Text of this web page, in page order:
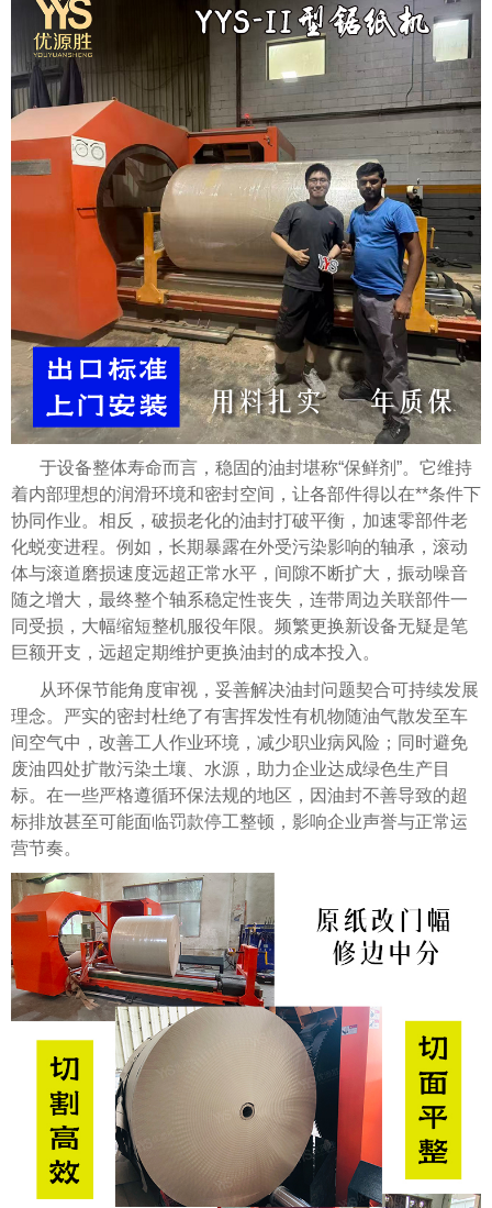
于设备整体寿命而言，稳固的油封堪称“保鲜剂”。它维持
着内部理想的润滑环境和密封空间，让各部件得以在**条件下
协同作业。相反，破损老化的油封打破平衡，加速零部件老
化蜕变进程。例如，长期暴露在外受污染影响的轴承，滚动
体与滚道磨损速度远超正常水平，间隙不断扩大，振动噪音
随之增大，最终整个轴系稳定性丧失，连带周边关联部件一
同受损，大幅缩短整机服役年限。频繁更换新设备无疑是笔
巨额开支，远超定期维护更换油封的成本投入。
从环保节能角度审视，妥善解决油封问题契合可持续发展
理念。严实的密封杜绝了有害挥发性有机物随油气散发至车
间空气中，改善工人作业环境，减少职业病风险；同时避免
废油四处扩散污染土壤、水源，助力企业达成绿色生产目
标。在一些严格遵循环保法规的地区，因油封不善导致的超
标排放甚至可能面临罚款停工整顿，影响企业声誉与正常运
营节奏。